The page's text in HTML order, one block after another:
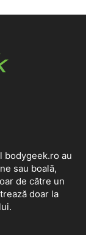
bodygeek.ro au
sau boală,
de către un
doar la